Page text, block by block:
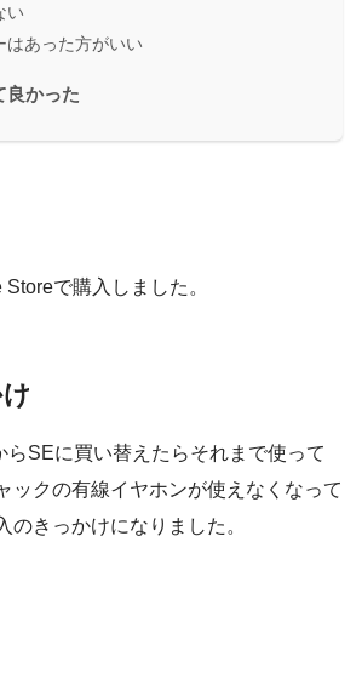
い
はあった方がいい
良かった
で購入しました。
らSEに買い替えたらそれまで使って
ックの有線イヤホンが使えなくなって
のきっかけになりました。